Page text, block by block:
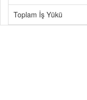
Toplam İş Yükü